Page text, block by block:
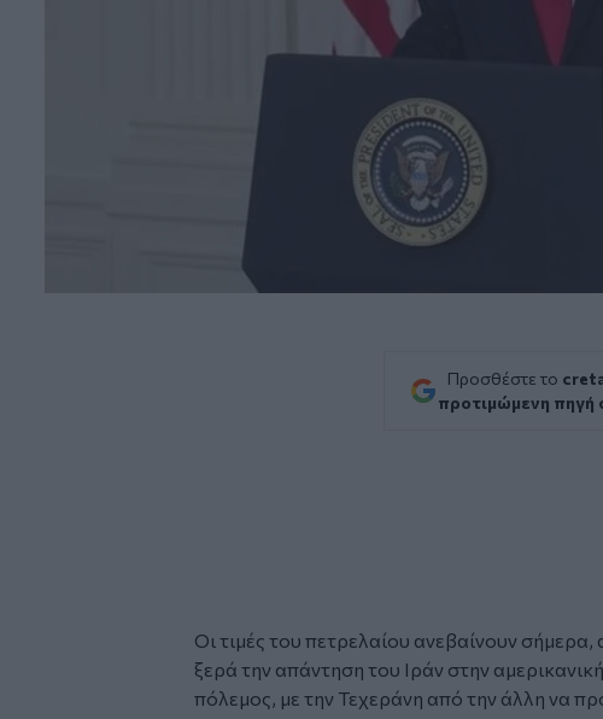
Προσθέστε το
προτιμώμενη πηγή
Οι τιμές του πετρελαίου ανεβαίνουν σήμερα,
ξερά την απάντηση του Ιράν στην αμερικανική
πόλεμος, με την Τεχεράνη από την άλλη να